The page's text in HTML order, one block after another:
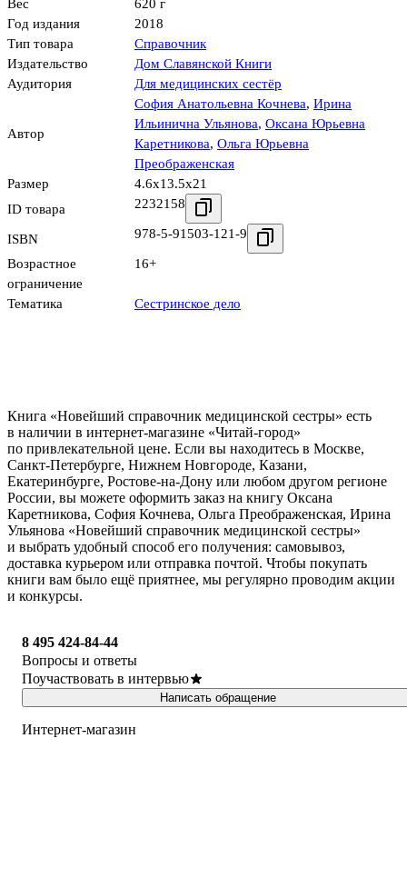
Вес
620 г
Год издания
2018
Тип товара
Справочник
Издательство
Дом Славянской Книги
Аудитория
Для медицинских сестёр
Автор
София Анатольевна Кочнева, Ирина
Ильинична Ульянова, Оксана Юрьевна
Каретникова, Ольга Юрьевна
Преображенская
Размер
4.6x13.5x21
ID товара
2232158
ISBN 978-5-91503-121-9
Возрастное
ограничение
16+
Тематика Сестринское дело
Книга «Новейший справочник медицинской сестры» есть
в наличии в интернет-магазине «Читай-город»
по привлекательной цене. Если вы находитесь в Москве,
Санкт-Петербурге, Нижнем Новгороде, Казани,
Екатеринбурге, Ростове-на-Дону или любом другом регионе
России, вы можете оформить заказ на книгу Оксана
Каретникова, София Кочнева, Ольга Преображенская, Ирина
Ульянова «Новейший справочник медицинской сестры»
и выбрать удобный способ его получения: самовывоз,
доставка курьером или отправка почтой. Чтобы покупать
книги вам было ещё приятнее, мы регулярно проводим акции
и конкурсы.
8 495 424-84-44
Вопросы и ответы
Поучаствовать в интервью
Написать обращение
Интернет-магазин